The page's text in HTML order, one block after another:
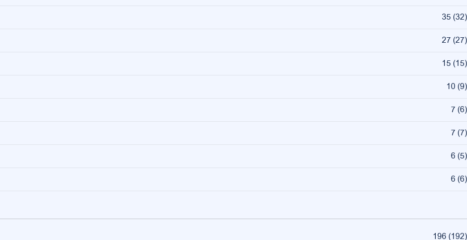
35 (32)
27 (27)
15 (15)
10 (9)
7 (6)
7 (7)
6 (5)
6 (6)
196 (192)